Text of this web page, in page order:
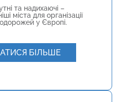
та надихаючі –
міста для організації
у Європі.
БІЛЬШЕ